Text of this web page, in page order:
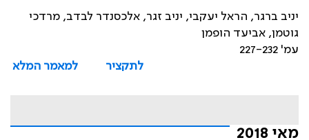
יניב ברגר, הראל יעקבי, יניב זגר, אלכסנדר לבדב, מרדכי
גוטמן, אביעד הופמן
עמ' 227-232
לתקציר
למאמר המלא
מאי 2018